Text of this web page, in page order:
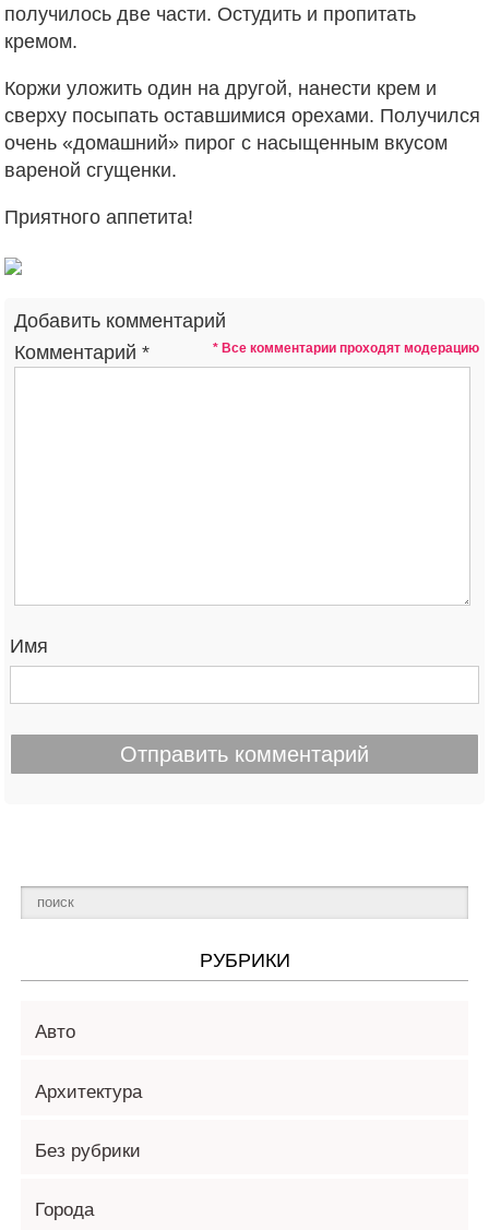
получилось две части. Остудить и пропитать
кремом.
Коржи уложить один на другой, нанести крем и
сверху посыпать оставшимися орехами. Получился
очень «домашний» пирог с насыщенным вкусом
вареной сгущенки.
Приятного аппетита!
Добавить комментарий
* Все комментарии проходят модерацию
Комментарий*
Имя
РУБРИКИ
Авто
Архитектура
Без рубрики
Города